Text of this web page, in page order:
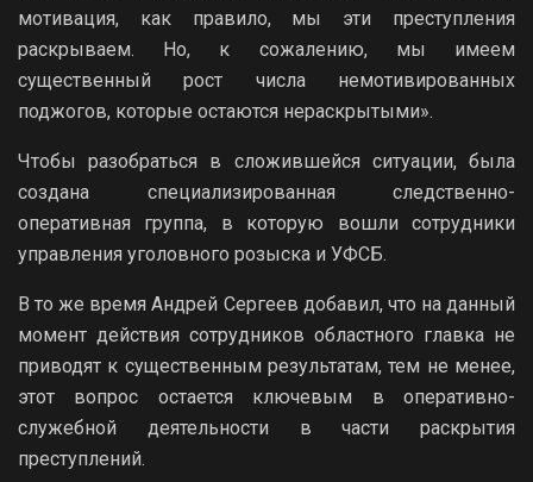
мотивация, как правило, мы эти преступления
раскрываем. Но, к сожалению, мы имеем
существенный рост числа немотивированных
поджогов, которые остаются нераскрытыми».
Чтобы разобраться в сложившейся ситуации, была
создана специализированная следственно-
оперативная группа, в которую вошли сотрудники
управления уголовного розыска и УФСБ.
В то же время Андрей Сергеев добавил, что на данный
момент действия сотрудников областного главка не
приводят к существенным результатам, тем не менее,
этот вопрос остается ключевым в оперативно-
служебной деятельности в части раскрытия
преступлений.